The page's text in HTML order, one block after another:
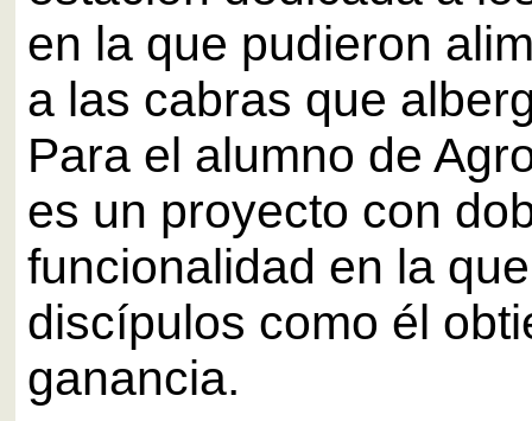
en la que pudieron
a las cabras que
Para el alumno de
es un proyecto con
funcionalidad en la
discípulos como él
ganancia.